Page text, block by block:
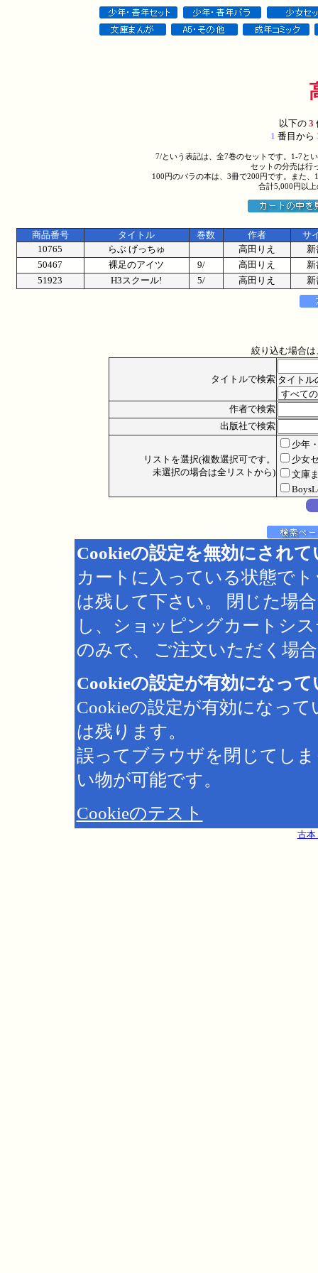
以下の3
1 番目から
7/という表記は、全7巻のセットです。1-7と
セットの分売は行
100円のバラの本は、3冊で200円です。また
合計5,000円以
商品番号 タイトル 巻数 作者
サ
10765
らぶ げっちゅ 高田りえ
新
50467
裸足のアイツ 9/ 高田りえ
新
51923
H3スクール! 5/ 高田りえ 新
絞り込む場合
タイトルで検索 タイトル
作者で検索
出版社で検索
リストを選択(複数選択可です。
未選択の場合は全リストから)
少年
少女
文庫
Cookieの設定を無効にされ
カートに入っている状態で
は残して下さい。 閉じた場
し、ショッピングカートシ
のみで、 ご注文いただく場
Cookieの設定が有効になっ
Cookieの設定が有効になっ
は残ります。
誤ってブラウザを閉じてし
い物が可能です。
Cookieのテスト
古本